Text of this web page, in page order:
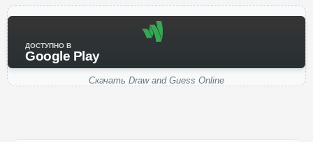
ДОСТУПНО В
Google Play
Скачать Draw and Guess Online